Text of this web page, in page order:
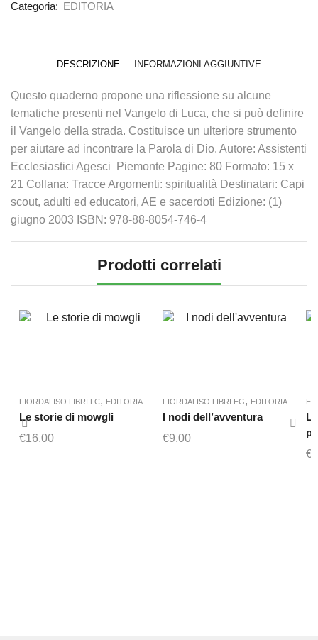
Categoria:
EDITORIA
DESCRIZIONE INFORMAZIONI AGGIUNTIVE
Questo quaderno propone una riflessione su alcune
tematiche presenti nel Vangelo di Luca, che si può definire
il Vangelo della strada. Costituisce un ulteriore strumento
per aiutare ad incontrare la Parola di Dio. Autore: Assistenti
Ecclesiastici Agesci  Piemonte Pagine: 80 Formato: 15 x
21 Collana: Tracce Argomenti: spiritualità Destinatari: Capi
scout, adulti ed educatori, AE e sacerdoti Edizione: (1)
giugno 2003 ISBN: 978-88-8054-746-4
Prodotti correlati
FIORDALISO LIBRI LC, EDITORIA
Le storie di mowgli
€16,00
FIORDALISO LIBRI EG, EDITORIA
I nodi dell’avventura
€9,00
€